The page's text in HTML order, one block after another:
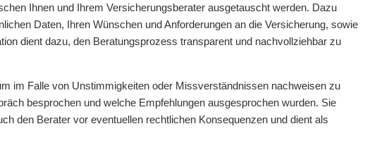
Ihnen und Ihrem Versicherungsberater ausgetauscht werden. Dazu
Daten, Ihren Wünschen und Anforderungen an die Versicherung, sowie
dient dazu, den Beratungsprozess transparent und nachvollziehbar zu
im Falle von Unstimmigkeiten oder Missverständnissen nachweisen zu
besprochen und welche Empfehlungen ausgesprochen wurden. Sie
den Berater vor eventuellen rechtlichen Konsequenzen und dient als